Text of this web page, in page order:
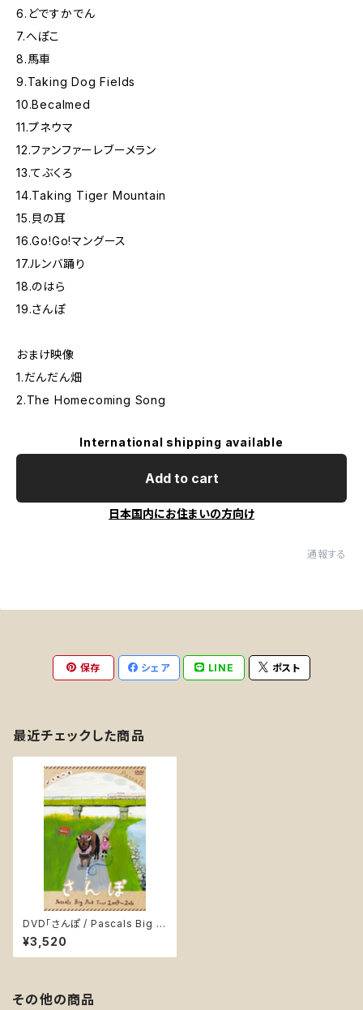
6.どですかでん
7.へぽこ
8.馬車
9.Taking Dog Fields
10.Becalmed
11.プネウマ
12.ファンファーレブーメラン
13.てぶくろ
14.Taking Tiger Mountain
15.貝の耳
16.Go!Go!マングース
17.ルンバ踊り
18.のはら
19.さんぽ
おまけ映像
1.だんだん畑
2.The Homecoming Song
International shipping available
Add to cart
日本国内にお住まいの方向け
通報する
保存 シェア LINE ポスト
最近チェックした商品
DVD「さんぽ / Pascals Big Pi
nk Tour 2009〜2010」(PASK
-D002)
¥3,520
その他の商品